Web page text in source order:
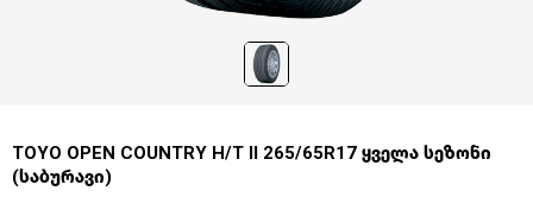
TOYO OPEN COUNTRY H/T II 265/65R17 ყველა სეზონი
(საბურავი)